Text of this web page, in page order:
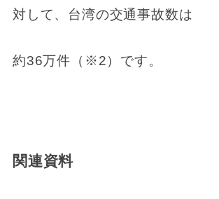
対して、台湾の交通事故数は
約36万件（※2）です。
関連資料